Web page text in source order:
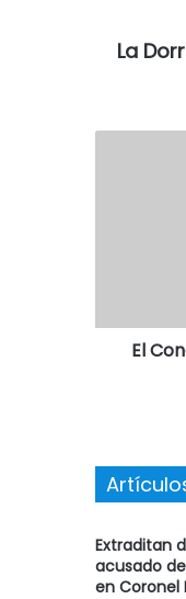
La
El
Extraditan
acusado
en Coronel